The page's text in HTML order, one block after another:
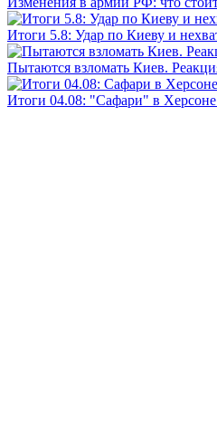
Итоги 5.8: Удар по Киеву и
Пытаются взломать Киев.
Итоги 04.08: "Сафари" в